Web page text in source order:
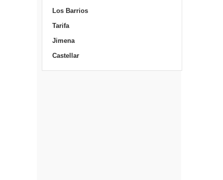
Los Barrios
Tarifa
Jimena
Castellar